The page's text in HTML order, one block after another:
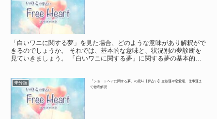
「白いワニに関する夢」を見た場合、どのような意味があり解釈がで
きるのでしょうか。 それでは、基本的な意味と、状況別の夢診断を
見ていきましょう。 「白いワニに関する夢」に関する夢の基本的な
未分類
「ショートヘアに関する夢」の意味【夢占い】金銭運や恋愛運、仕事運ま
で徹底解説